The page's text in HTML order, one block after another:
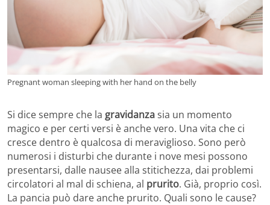
Pregnant woman sleeping with her hand on the belly
Si dice sempre che la gravidanzasia un momento
magico e per certi versi è anche vero. Una vita che ci
cresce dentro è qualcosa di meraviglioso. Sono però
numerosi i disturbi che durante i nove mesi possono
presentarsi, dalle nausee alla stitichezza, dai problemi
circolatori al mal di schiena, al prurito. Già, proprio così.
La pancia può dare anche prurito. Quali sono le cause?